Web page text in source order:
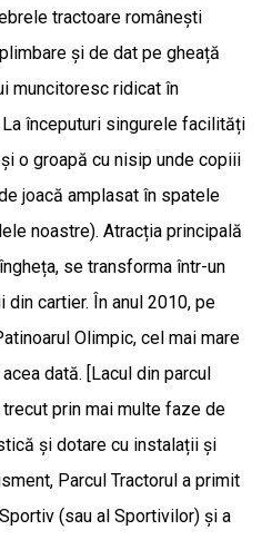
tractoare românești
și de dat pe gheață
muncitoresc ridicat în
începuturi singurele facilități
o groapă cu nisip unde copiii
joacă amplasat în spatele
noastre). Atracția principală
se transforma într-un
cartier. În anul 2010, pe
Olimpic, cel mai mare
dată. [Lacul din parcul
trecut prin mai multe faze de
și dotare cu instalații și
Parcul Tractorul a primit
(sau al Sportivilor) și a